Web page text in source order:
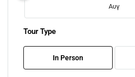
Αυγ
09
Tour Type
In Person